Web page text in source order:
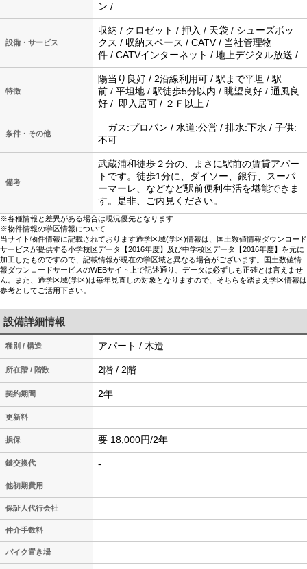
ン /
設備・サービス
収納 / クロゼット / 押入 / 天袋 / シューズボッ
クス / 収納スペース / CATV / 当社管理物
件 / CATVインターネット / 地上デジタル放送 /
特徴
陽当り良好 / 2沿線利用可 / 駅まで平坦 / 駅
前 / 平坦地 / 駅徒歩5分以内 / 眺望良好 / 通風良
好 / 即入居可 / ２Ｆ以上 /
条件・その他
ガス:プロパン / 水道:公営 / 排水:下水 / 子供:
不可
備考
武蔵浦和徒歩２分の、まさに駅前の賃貸アパー
トです。徒歩1分に、ダイソー、銀行、スーパ
ーマーレ、などなど駅前便利生活を堪能できま
す。是非、ご内見ください。
※各種情報と差異がある場合は現況優先となります
※物件情報の学区情報について
当サイト物件情報に記載されております通学区域(学区)情報は、国土数値情報ダウンロード
サービスが提供する小学校区データ【2016年度】及び中学校区データ【2016年度】を元に
加工したものですので、記載情報が現在の学区域と異なる場合がございます。国土数値情
報ダウンロードサービスのWEBサイト上で記述通り、データは必ずしも正確とは言えませ
ん。また、通学区域(学区)は毎年見直しの対象となりますので、そちらを踏まえ学区情報は
参考としてご活用下さい。
設備詳細情報
種別 / 構造 アパート / 木造
所在階 / 階数 2階 / 2階
契約期間 2年
更新料
損保 要 18,000円/2年
鍵交換代 -
他初期費用
保証人代行会社
仲介手数料
バイク置き場